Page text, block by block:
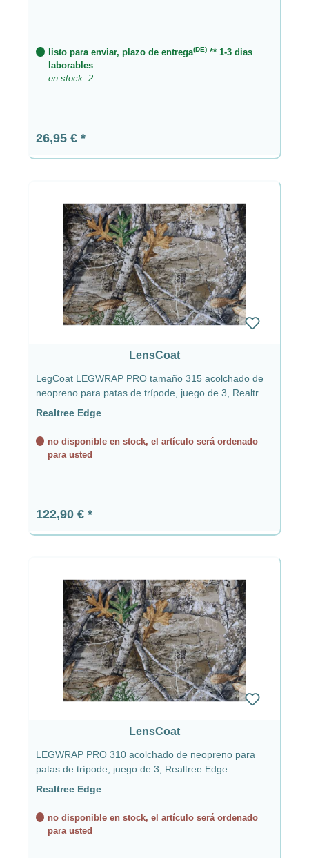
listo para enviar, plazo de entrega(DE)** 1-3 dias
laborables
en stock: 2
Precio normal:
26,95 €
LensCoat
LegCoat LEGWRAP PRO tamaño 315 acolchado de
neopreno para patas de trípode, juego de 3, Realtree
Edge
Realtree Edge
no disponible en stock, el artículo será ordenado
para usted
Precio normal:
122,90 €
LensCoat
LEGWRAP PRO 310 acolchado de neopreno para
patas de trípode, juego de 3, Realtree Edge
Realtree Edge
no disponible en stock, el artículo será ordenado
para usted